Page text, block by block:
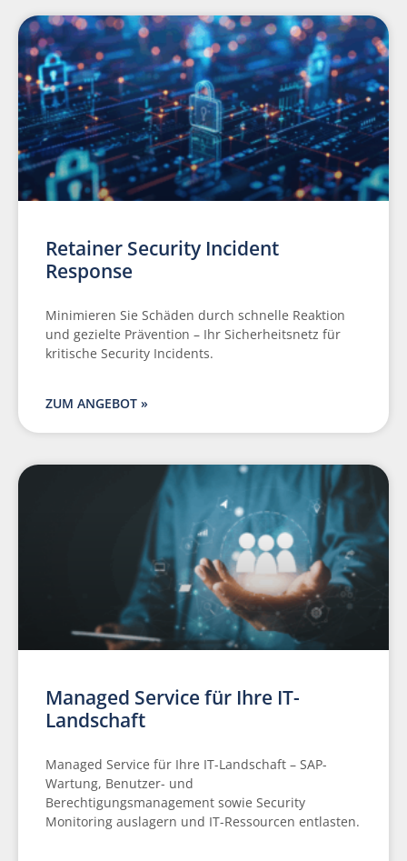
Retainer Security Incident
Response
Minimieren Sie Schäden durch schnelle Reaktion
und gezielte Prävention – Ihr Sicherheitsnetz für
kritische Security Incidents.
ZUM ANGEBOT »
Managed Service für Ihre IT-
Landschaft
Managed Service für Ihre IT-Landschaft – SAP-
Wartung, Benutzer- und
Berechtigungsmanagement sowie Security
Monitoring auslagern und IT-Ressourcen entlasten.